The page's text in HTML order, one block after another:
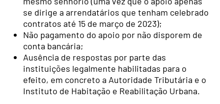
se dirige a arrendatários que tenham celebrado
contratos até 15 de março de 2023);
Não pagamento do apoio por não disporem de
conta bancária;
Ausência de respostas por parte das
instituições legalmente habilitadas para o
efeito, em concreto a Autoridade Tributária e o
Instituto de Habitação e Reabilitação Urbana.